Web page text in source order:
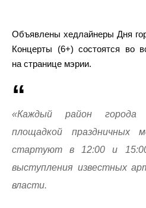
Объявлены хедлайнеры Дня
Концерты (6+) состоятся во
на странице мэрии.
«Каждый район города
площадкой праздничных
стартуют в 12:00 и
выступления известных
власти.